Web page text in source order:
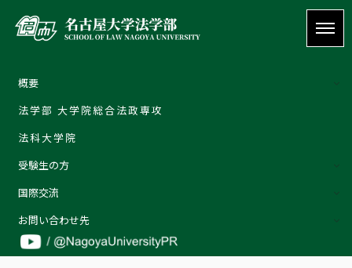
概要
概要
特色
外部評価
教員の紹介
法学部 大学院総合法政専攻
法科大学院
受験生の方
国際交流
お問い合わせ先